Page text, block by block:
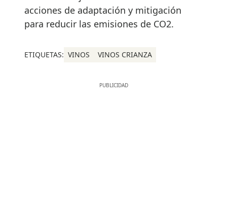
acciones de adaptación y mitigación
para reducir las emisiones de CO2.
ETIQUETAS: VINOS VINOS CRIANZA